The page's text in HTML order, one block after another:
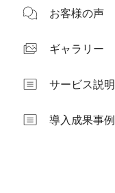
お客様の声
ギャラリー
サービス説明
導入成果事例